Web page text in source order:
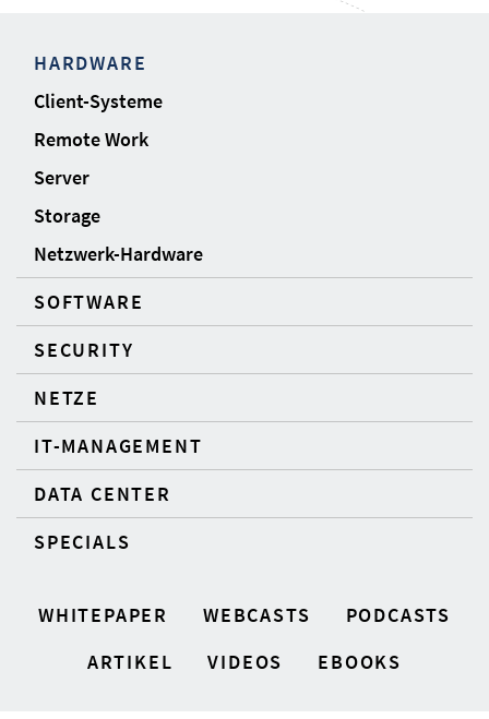
HARDWARE
Client-Systeme
Remote Work
Server
Storage
Netzwerk-Hardware
SOFTWARE
SECURITY
NETZE
IT-MANAGEMENT
DATA CENTER
SPECIALS
WHITEPAPER WEBCASTS
PODCASTS
ARTIKEL
VIDEOS EBOOKS